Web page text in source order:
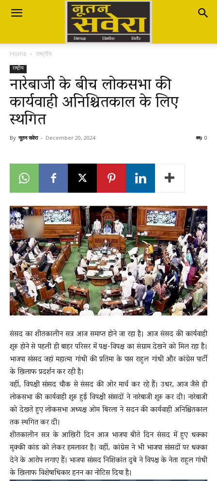
Nutan
Savera
नूतन
सवेरा
Breaking
News
LIVE
Home राष्ट्रीय
राष्ट्रीय
नारेबाजी के बीच लोकसभा की
कार्यवाही अनिश्चितकाल के लिए
स्थगित
By नूतन सवेरा - December 20, 2024 0
संसद का शीतकालीन सत्र आज समाप्त होने जा रहा है। आज संसद की कार्यवाही
शुरू होने से पहली ही बाहर परिसर में पक्ष-विपक्ष का संग्राम देखने को मिल रहा है।
भाजपा सांसद जहां महात्मा गांधी की प्रतिमा के पास राहुल गांधी और कांग्रेस पार्टी
के खिलाफ प्रदर्शन कर रही है।
वहीं, विपक्षी सांसद चौक से संसद की ओर मार्च कर रहे हैं। उधर, आज जैसे ही
लोकसभा की कार्यवाही शुरू हुई विपक्षी सांसदों ने नारेबाजी शुरू कर दी। नारेबाजी
को देखते हुए लोकसभा अध्यक्ष ओम बिरला ने सदन की कार्यवाही अनिश्चितकाल
तक स्थगित कर दी।
शीतकालीन सत्र के आखिरी दिन आज भाजपा बीते दिन संसद में हुए धक्का
मुक्की कांड को लेकर हमलावर है। वहीं, कांग्रेस ने भी भाजपा सांसदों पर धक्का
देने के आरोप लगाए हैं। भाजपा सांसद निशिकांत दुबे ने विपक्ष के नेता राहुल गांधी
के खिलाफ विशेषाधिकार हनन का नोटिस दिया है।